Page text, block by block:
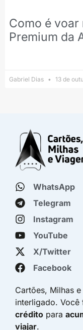
Como é voar
Premium da
Gabriel Dias 13 de
WhatsApp
Telegram
Instagram
YouTube
X/Twitter
Facebook
Cartões, Milhas
interligado. Você
crédito para
viajar.